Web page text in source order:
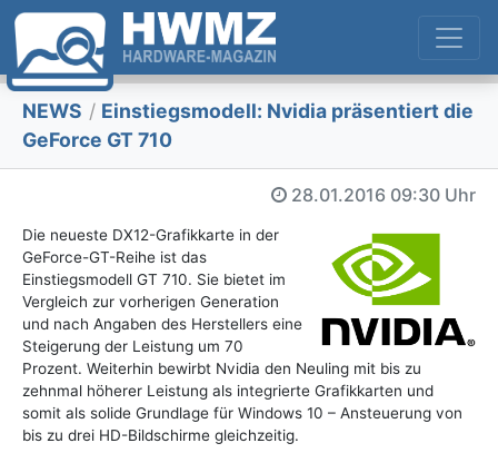
NEWS / Einstiegsmodell: Nvidia präsentiert die
GeForce GT 710
28.01.2016 09:30 Uhr
Die neueste DX12-Grafikkarte in der
GeForce-GT-Reihe ist das
Einstiegsmodell GT 710. Sie bietet im
Vergleich zur vorherigen Generation
und nach Angaben des Herstellers eine
Steigerung der Leistung um 70
Prozent. Weiterhin bewirbt Nvidia den Neuling mit bis zu
zehnmal höherer Leistung als integrierte Grafikkarten und
somit als solide Grundlage für Windows 10 – Ansteuerung von
bis zu drei HD-Bildschirme gleichzeitig.